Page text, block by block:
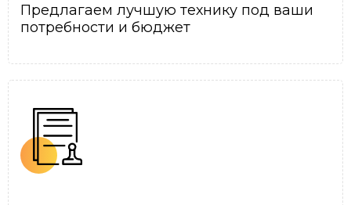
Предлагаем лучшую технику под ваши
потребности и бюджет